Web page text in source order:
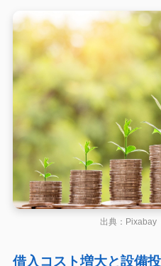
出典：Pixabay
借入コスト増大と設備